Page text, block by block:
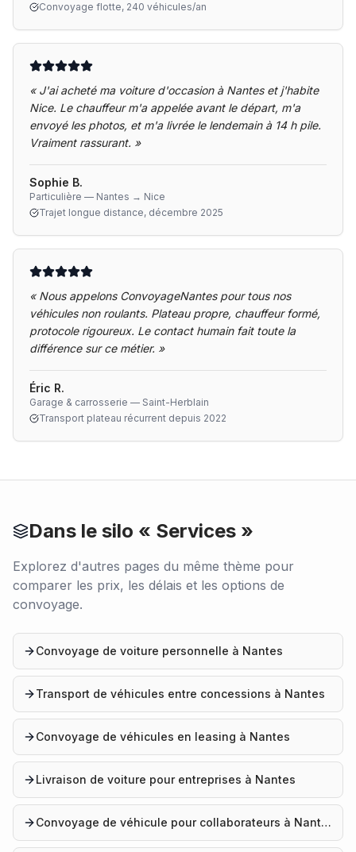
Convoyage flotte, 240 véhicules/an
« J'ai acheté ma voiture d'occasion à Nantes et j'habite
Nice. Le chauffeur m'a appelée avant le départ, m'a
envoyé les photos, et m'a livrée le lendemain à 14 h pile.
Vraiment rassurant. »
Sophie B.
Particulière — Nantes → Nice
Trajet longue distance, décembre 2025
« Nous appelons ConvoyageNantes pour tous nos
véhicules non roulants. Plateau propre, chauffeur formé,
protocole rigoureux. Le contact humain fait toute la
différence sur ce métier. »
Éric R.
Garage & carrosserie — Saint-Herblain
Transport plateau récurrent depuis 2022
Dans le silo « Services »
Explorez d'autres pages du même thème pour
comparer les prix, les délais et les options de
convoyage.
Convoyage de voiture personnelle à Nantes
Transport de véhicules entre concessions à Nantes
Convoyage de véhicules en leasing à Nantes
Livraison de voiture pour entreprises à Nantes
Convoyage de véhicule pour collaborateurs à Nantes